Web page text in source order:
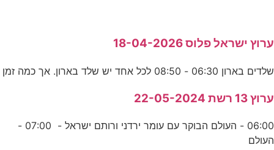
ערוץ ישראל פלוס 18-04-2026
שלדים בארון 06:30 - 08:50 לכל אחד יש שלד בארון. אך כמה זמן
ערוץ 13 רשת 22-05-2024
06:00 - העולם הבוקר עם עומר ירדני ורותם ישראל - 07:00 -
העולם